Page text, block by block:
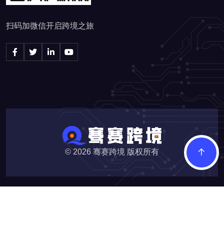
扫码加微信开启跨境之旅
© 2026 骞赛跨境 版权所有